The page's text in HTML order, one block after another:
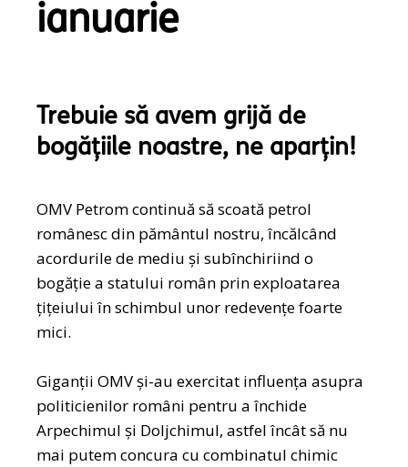
ianuarie
Trebuie să avem grijă de
bogățiile noastre, ne aparțin!
OMV Petrom continuă să scoată petrol
românesc din pământul nostru, încălcând
acordurile de mediu și subînchiriind o
bogăție a statului român prin exploatarea
țițeiului în schimbul unor redevențe foarte
mici.
Giganții OMV și-au exercitat influența asupra
politicienilor români pentru a închide
Arpechimul și Doljchimul, astfel încât să nu
mai putem concura cu combinatul chimic